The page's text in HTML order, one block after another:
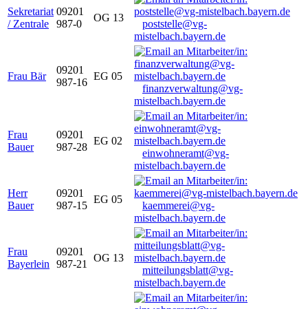
Sekretariat
/ Zentrale
09201
987-0
OG 13
poststelle@vg-
mistelbach.bayern.de
Frau Bär
09201
987-16
EG 05
finanzverwaltung@vg-
mistelbach.bayern.de
Frau
Bauer
09201
987-28
EG 02
einwohneramt@vg-
mistelbach.bayern.de
Herr
Bauer
09201
987-15
EG 05
kaemmerei@vg-
mistelbach.bayern.de
Frau
Bayerlein
09201
987-21
OG 13
mitteilungsblatt@vg-
mistelbach.bayern.de